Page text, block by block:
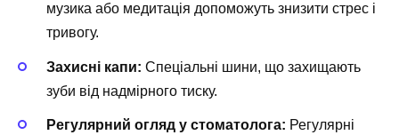
музика або медитація допоможуть знизити стрес і
тривогу.
Захисні капи: Спеціальні шини, що захищають
зуби від надмірного тиску.
Регулярний огляд у стоматолога: Регулярні